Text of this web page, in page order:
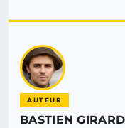
AUTEUR
BASTIEN GIRARD